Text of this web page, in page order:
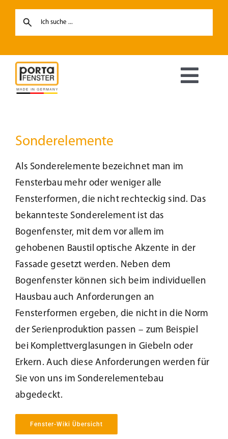
Skip
Haustüren
Hebe-Schiebetüren
Terrassentüren
Beschattung
Fensterbänke
Shop
Konfigurator
Unternehmen
Karriere
Sonderelemente
Als Sonderelemente bezeichnet man im
Fensterbau mehr oder weniger alle
Fensterformen, die nicht rechteckig sind. Das
bekannteste Sonderelement ist das
Bogenfenster, mit dem vor allem im
gehobenen Baustil optische Akzente in der
Fassade gesetzt werden. Neben dem
Bogenfenster können sich beim individuellen
Hausbau auch Anforderungen an
Fensterformen ergeben, die nicht in die Norm
der Serienproduktion passen – zum Beispiel
bei Komplettverglasungen in Giebeln oder
Erkern. Auch diese Anforderungen werden für
Sie von uns im Sonderelementebau
abgedeckt.
Fenster-Wiki Übersicht